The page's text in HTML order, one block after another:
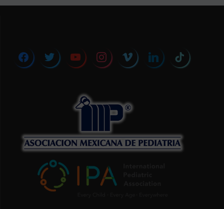
facebook twitter youtube instagramvimeo linkedin tiktok